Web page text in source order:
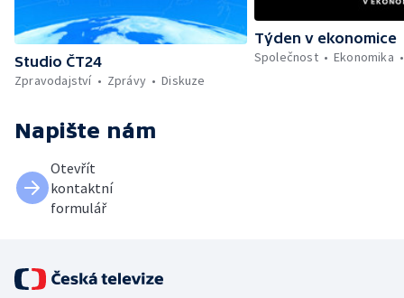
Studio ČT24
Zpravodajství
Zprávy Diskuze
Týden v ekonomice
Společnost
Ekonomika
Napište nám
Otevřít
kontaktní
formulář